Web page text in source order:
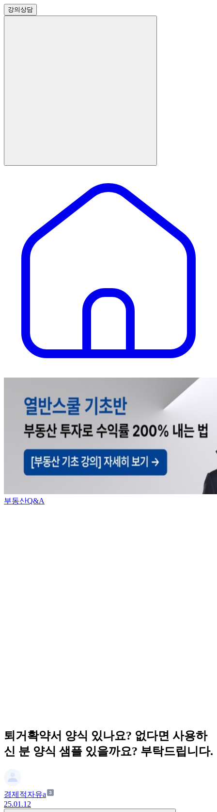
강의상담
부동산Q&A
퇴거확약서 양식 있나요? 없다면 사용하
신 분 양식 샘플 있을까요? 부탁드립니다.
경제적자유a
25.01.12